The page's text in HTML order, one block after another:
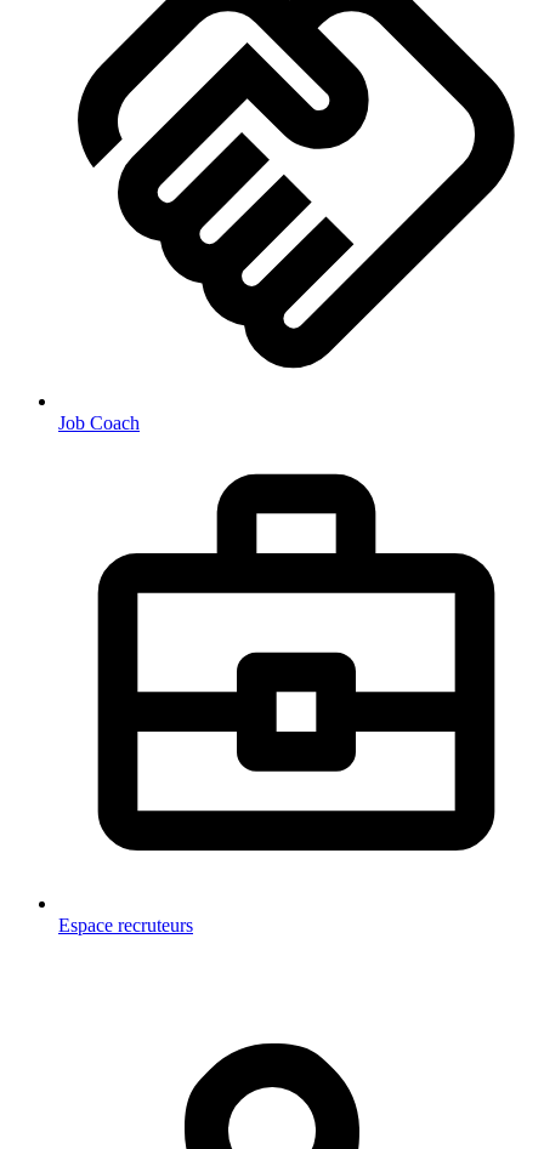
Job Coach
Espace recruteurs